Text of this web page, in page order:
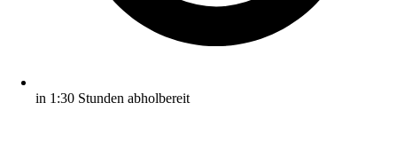
in 1:30 Stunden abholbereit